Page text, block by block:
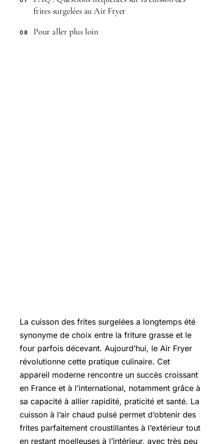
frites surgelées au Air Fryer
08 Pour aller plus loin
La cuisson des frites surgelées a longtemps été
synonyme de choix entre la friture grasse et le
four parfois décevant. Aujourd’hui, le Air Fryer
révolutionne cette pratique culinaire. Cet
appareil moderne rencontre un succès croissant
en France et à l’international, notamment grâce à
sa capacité à allier rapidité, praticité et santé. La
cuisson à l’air chaud pulsé permet d’obtenir des
frites parfaitement croustillantes à l’extérieur tout
en restant moelleuses à l’intérieur, avec très peu